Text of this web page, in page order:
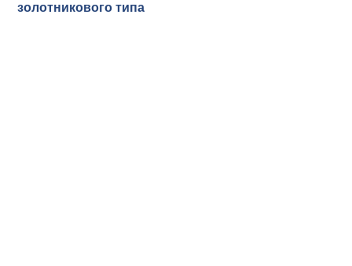
золотникового типа